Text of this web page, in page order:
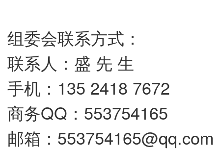
组委会联系方式：
联系人：盛 先 生
手机：135 2418 7672
商务QQ：553754165
邮箱：553754165@qq.com